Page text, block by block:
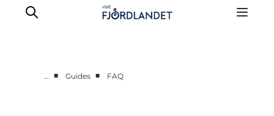
… ■ Guides ■ FAQ